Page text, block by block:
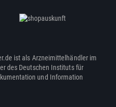
ist als Arzneimittelhändler im
des Deutschen Instituts für
und Information